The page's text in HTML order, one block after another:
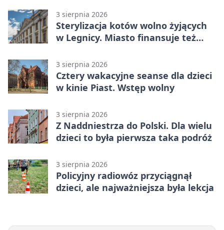
3 sierpnia 2026
Sterylizacja kotów wolno żyjących
w Legnicy. Miasto finansuje też
3 sierpnia 2026
Cztery wakacyjne seanse dla dzieci
w kinie Piast. Wstęp wolny
3 sierpnia 2026
Z Naddniestrza do Polski. Dla wielu
dzieci to była pierwsza taka podróż
3 sierpnia 2026
Policyjny radiowóz przyciągnął
dzieci, ale najważniejsza była lekcja